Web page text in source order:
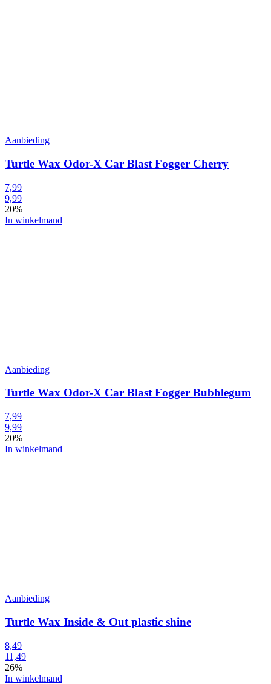
Aanbieding
Turtle Wax Odor-X Car Blast Fogger Cherry
7,99
9,99
20%
In winkelmand
Aanbieding
Turtle Wax Odor-X Car Blast Fogger Bubblegum
7,99
9,99
20%
In winkelmand
Aanbieding
Turtle Wax Inside & Out plastic shine
8,49
11,49
26%
In winkelmand